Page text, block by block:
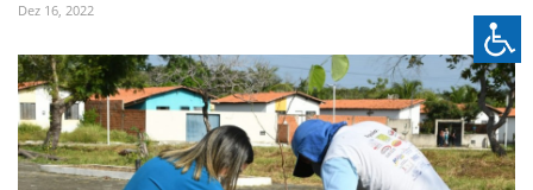
Dez 16, 2022